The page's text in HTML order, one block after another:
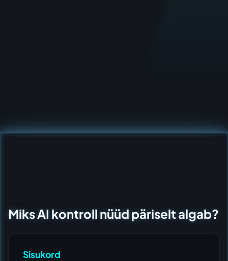
Miks AI kontroll nüüd päriselt algab?
Sisukord